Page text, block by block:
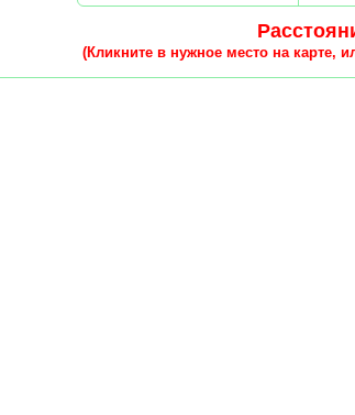
(Кликните в нужное место на карте,